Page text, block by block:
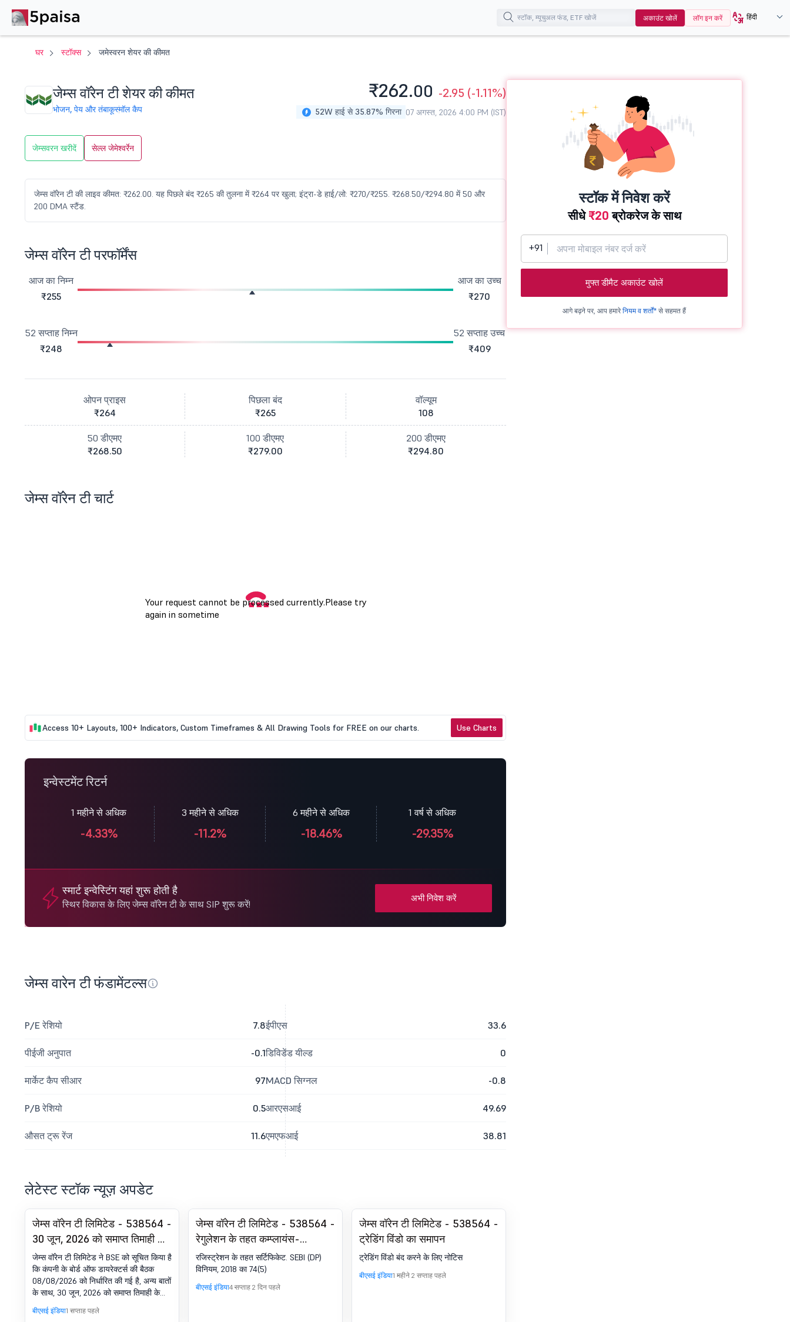
अकाउंट खोलें लॉग इन करें हिंदी
घर स्टॉक्स जमेस्वरन शेयर की कीमत
जेम्स वॉरेन टी शेयर की कीमत
भोजन, पेय और तंबाकूस्मॉल कैप
₹262.00 -2.95 (-1.11%)
52W हाई से 35.87% गिरना 07 अगस्त, 2026 4:00 PM (IST)
जेम्सवरन खरीदें सेल्ल जेमेश्वर्रेन
जेम्स वॉरेन टी की लाइव कीमत: ₹262.00. यह पिछले बंद ₹265 की तुलना में ₹264 पर खुला; इंट्रा-डे हाई/लो: ₹270/₹255. ₹268.50/₹294.80 में 50 और
200 DMA स्टैंड.
जेम्स वॉरेन टी परफॉर्मेंस
आज का निम्न
₹255
आज का उच्च
₹270
52 सप्ताह निम्न
₹248
52 सप्ताह उच्च
₹409
ओपन प्राइस
₹264
पिछला बंद
₹265
वॉल्यूम
108
50 डीएमए
₹268.50
100 डीएमए
₹279.00
200 डीएमए
₹294.80
जेम्स वॉरेन टी चार्ट
Access 10+ Layouts, 100+ Indicators, Custom Timeframes & All Drawing Tools for FREE on our charts. Use Charts
इन्वेस्टमेंट रिटर्न
1 महीने से अधिक
-4.33%
3 महीने से अधिक
-11.2%
6 महीने से अधिक
-18.46%
1 वर्ष से अधिक
-29.35%
स्मार्ट इन्वेस्टिंग यहां शुरू होती है
स्थिर विकास के लिए जेम्स वॉरेन टी के साथ SIP शुरू करें!
अभी निवेश करें
जेम्स वारेन टी फंडामेंटल्स
P/E रेशियो 7.8
पीईजी अनुपात -0.1
मार्केट कैप सीआर 97
P/B रेशियो 0.5
औसत ट्रू रेंज 11.6
ईपीएस 33.6
डिविडेंड यील्ड 0
MACD सिग्नल -0.8
आरएसआई 49.69
एमएफआई 38.81
लेटेस्ट स्टॉक न्यूज़ अपडेट
जेम्स वॉरेन टी लिमिटेड - 538564 -
30 जून, 2026 को समाप्त तिमाही के
लिए कंपनी के अन-ऑडिटेड
फाइनेंशियल परिणामों पर विचार करने
और अप्रूव करने के लिए बोर्ड मीटिंग
की सूचना
जेम्स वॉरेन टी लिमिटेड ने BSE को सूचित किया है
कि कंपनी के बोर्ड ऑफ डायरेक्टर्स की बैठक
08/08/2026 को निर्धारित की गई है, अन्य बातों
के साथ, 30 जून, 2026 को समाप्त तिमाही के
लिए कंपनी के अन-ऑडिटेड फाइनेंशियल परिणामों
पर विचार करने और मंजूरी देने के लिए.
बीएसई इंडिया1 सप्ताह पहले
जेम्स वॉरेन टी लिमिटेड - 538564 -
रेगुलेशन के तहत कम्प्लायंस-
सर्टिफिकेट. SEBI (DP) विनियम,
2018 का 74(5)
रजिस्ट्रेशन के तहत सर्टिफिकेट. SEBI (DP)
विनियम, 2018 का 74(5)
बीएसई इंडिया4 सप्ताह 2 दिन पहले
जेम्स वॉरेन टी लिमिटेड - 538564 -
ट्रेडिंग विंडो का समापन
ट्रेडिंग विंडो बंद करने के लिए नोटिस
बीएसई इंडिया1 महीने 2 सप्ताह पहले
स्टॉक में निवेश करें
सीधे₹20ब्रोकरेज के साथ
+91
मुफ्त डीमैट अकाउंट खोलें
आगे बढ़ने पर, आप हमारेनियम व शर्तों* से सहमत हैं